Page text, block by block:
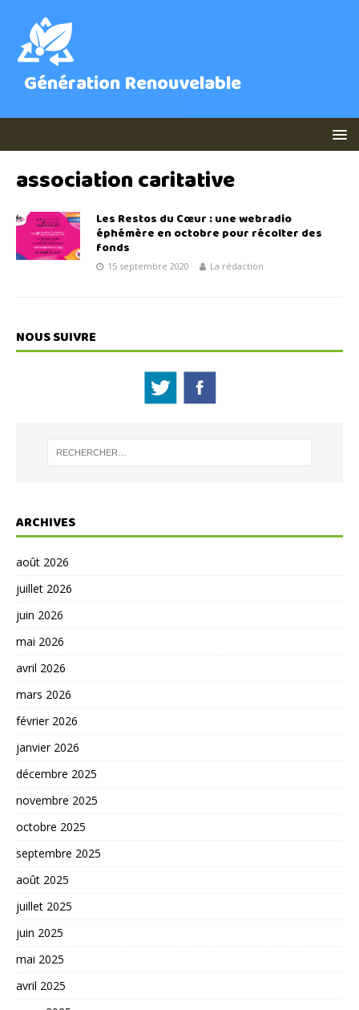
Génération Renouvelable
association caritative
Les Restos du Cœur : une webradio
éphémère en octobre pour récolter des
fonds
15 septembre 2020 La rédaction
NOUS SUIVRE
ARCHIVES
août 2026
juillet 2026
juin 2026
mai 2026
avril 2026
mars 2026
février 2026
janvier 2026
décembre 2025
novembre 2025
octobre 2025
septembre 2025
août 2025
juillet 2025
juin 2025
mai 2025
avril 2025